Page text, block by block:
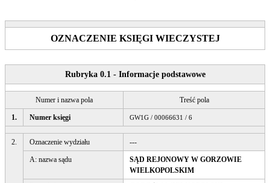
OZNACZENIE KSIĘGI WIECZYSTEJ
Rubryka 0.1 - Informacje podstawowe
Numer i nazwa pola Treść pola
1. Numer księgi GW1G / 00066631 / 6
2. Oznaczenie wydziału ---
A: nazwa sądu
SĄD REJONOWY W GORZOWIE
WIELKOPOLSKIM